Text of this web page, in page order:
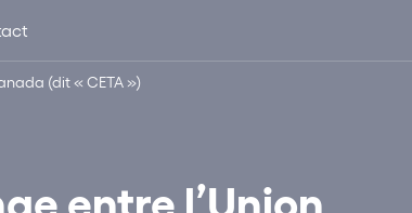
(dit « CETA »)
entre l’Union